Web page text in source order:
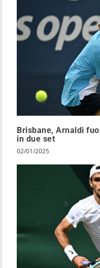
Brisbane, Arnaldi
in due set
02/01/2025